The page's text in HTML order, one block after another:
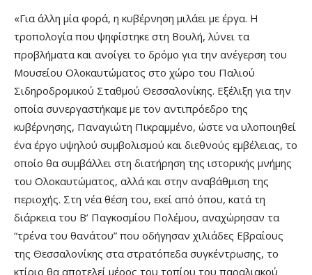
«Για άλλη μία φορά, η κυβέρνηση μιλάει με έργα. Η
τροπολογία που ψηφίστηκε στη Βουλή, λύνει τα
προβλήματα και ανοίγει το δρόμο για την ανέγερση του
Μουσείου Ολοκαυτώματος στο χώρο του Παλιού
Σιδηροδρομικού Σταθμού Θεσσαλονίκης. Εξέλιξη για την
οποία συνεργαστήκαμε με τον αντιπρόεδρο της
κυβέρνησης, Παναγιώτη Πικραμμένο, ώστε να υλοποιηθεί
ένα έργο υψηλού συμβολισμού και διεθνούς εμβέλειας, το
οποίο θα συμβάλλει στη διατήρηση της ιστορικής μνήμης
του Ολοκαυτώματος, αλλά και στην αναβάθμιση της
περιοχής. Στη νέα θέση του, εκεί από όπου, κατά τη
διάρκεια του Β’ Παγκοσμίου Πολέμου, αναχώρησαν τα
“τρένα του θανάτου” που οδήγησαν χιλιάδες Εβραίους
της Θεσσαλονίκης στα στρατόπεδα συγκέντρωσης, το
κτίριο θα αποτελεί μέρος του τοπίου του παραλιακού